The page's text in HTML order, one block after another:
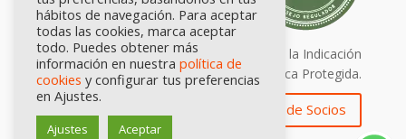
Calidad certificada por Origen. Sellos de la Indicación
Geográfica Protegida.
Zona de Socios
hábitos de navegación. Para aceptar
todas las cookies, marca aceptar
todo. Puedes obtener más
información en nuestra política de
cookies y configurar tus preferencias
en Ajustes.
Ajustes Aceptar